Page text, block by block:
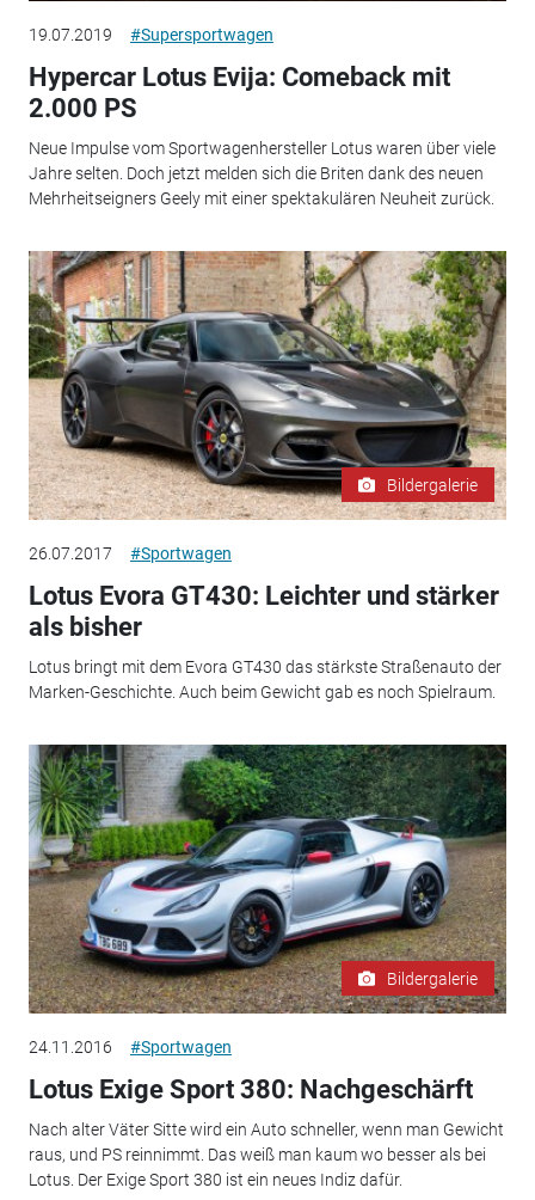
19.07.2019 #Supersportwagen
Hypercar Lotus Evija: Comeback mit
2.000 PS
Neue Impulse vom Sportwagenhersteller Lotus waren über viele
Jahre selten. Doch jetzt melden sich die Briten dank des neuen
Mehrheitseigners Geely mit einer spektakulären Neuheit zurück.
Bildergalerie
26.07.2017 #Sportwagen
Lotus Evora GT430: Leichter und stärker
als bisher
Lotus bringt mit dem Evora GT430 das stärkste Straßenauto der
Marken-Geschichte. Auch beim Gewicht gab es noch Spielraum.
Bildergalerie
24.11.2016 #Sportwagen
Lotus Exige Sport 380: Nachgeschärft
Nach alter Väter Sitte wird ein Auto schneller, wenn man Gewicht
raus, und PS reinnimmt. Das weiß man kaum wo besser als bei
Lotus. Der Exige Sport 380 ist ein neues Indiz dafür.